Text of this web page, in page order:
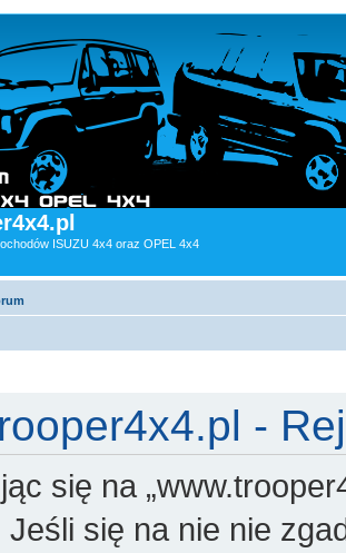
ISUZU 4x4 oraz OPEL 4x4
-
się na
Jeśli się na nie nie